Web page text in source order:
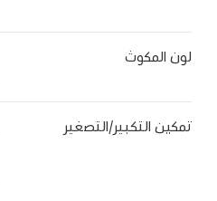
لون المكوث
تمكين التكبير/التصغير